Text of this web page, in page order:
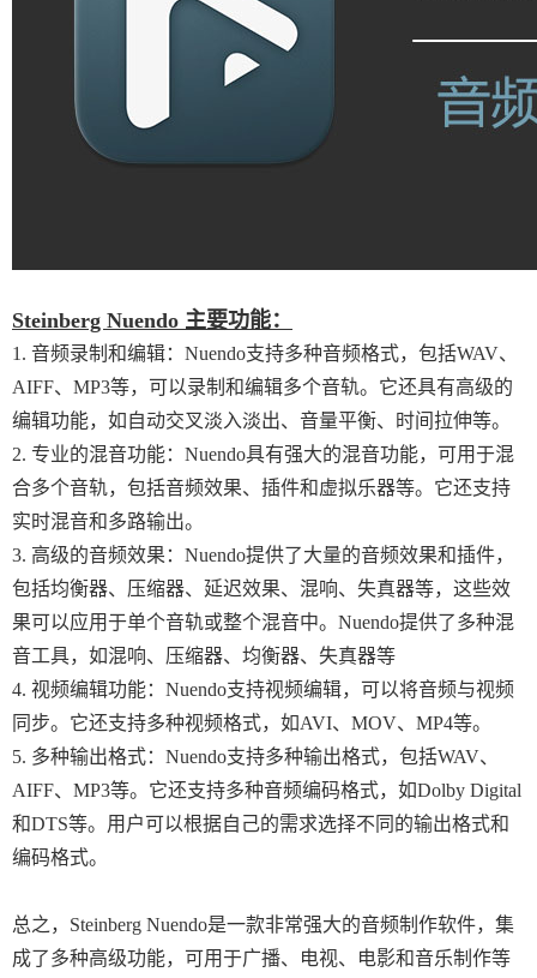
Steinberg Nuendo 主要功能：
1. 音频录制和编辑：Nuendo支持多种音频格式，包括WAV、
AIFF、MP3等，可以录制和编辑多个音轨。它还具有高级的
编辑功能，如自动交叉淡入淡出、音量平衡、时间拉伸等。
2. 专业的混音功能：Nuendo具有强大的混音功能，可用于混
合多个音轨，包括音频效果、插件和虚拟乐器等。它还支持
实时混音和多路输出。
3. 高级的音频效果：Nuendo提供了大量的音频效果和插件，
包括均衡器、压缩器、延迟效果、混响、失真器等，这些效
果可以应用于单个音轨或整个混音中。Nuendo提供了多种混
音工具，如混响、压缩器、均衡器、失真器等
4. 视频编辑功能：Nuendo支持视频编辑，可以将音频与视频
同步。它还支持多种视频格式，如AVI、MOV、MP4等。
5. 多种输出格式：Nuendo支持多种输出格式，包括WAV、
AIFF、MP3等。它还支持多种音频编码格式，如Dolby Digital
和DTS等。用户可以根据自己的需求选择不同的输出格式和
编码格式。
总之，Steinberg Nuendo是一款非常强大的音频制作软件，集
成了多种高级功能，可用于广播、电视、电影和音乐制作等